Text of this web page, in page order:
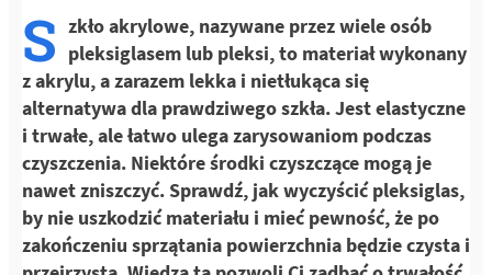
S zkło akrylowe, nazywane przez wiele osób
pleksiglasem lub pleksi, to materiał wykonany
z akrylu, a zarazem lekka i nietłukąca się
alternatywa dla prawdziwego szkła. Jest elastyczne
i trwałe, ale łatwo ulega zarysowaniom podczas
czyszczenia. Niektóre środki czyszczące mogą je
nawet zniszczyć. Sprawdź, jak wyczyścić pleksiglas,
by nie uszkodzić materiału i mieć pewność, że po
zakończeniu sprzątania powierzchnia będzie czysta i